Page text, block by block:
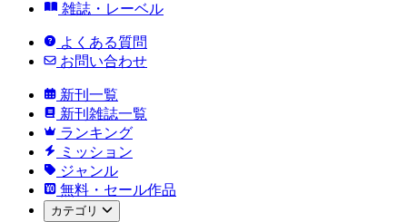
雑誌・レーベル
よくある質問
お問い合わせ
新刊一覧
新刊雑誌一覧
ランキング
ミッション
ジャンル
無料・セール作品
カテゴリ